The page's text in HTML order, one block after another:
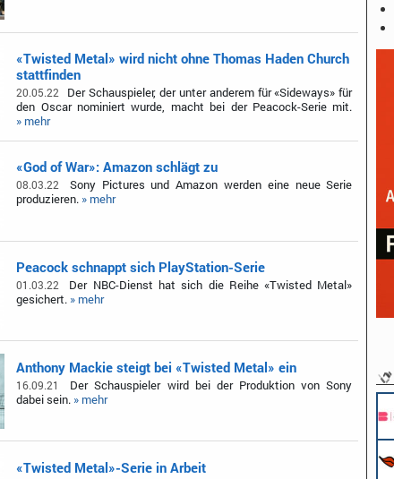
«Twisted Metal» wird nicht ohne Thomas Haden Church
stattfinden
20.05.22
Der Schauspieler, der unter anderem für «Sideways» für
den Oscar nominiert wurde, macht bei der Peacock-Serie mit.
» mehr
«God of War»: Amazon schlägt zu
08.03.22
Sony Pictures und Amazon werden eine neue Serie
produzieren. » mehr
Peacock schnappt sich PlayStation-Serie
01.03.22
Der NBC-Dienst hat sich die Reihe «Twisted Metal»
gesichert. » mehr
Anthony Mackie steigt bei «Twisted Metal» ein
16.09.21
Der Schauspieler wird bei der Produktion von Sony
dabei sein. » mehr
«Twisted Metal»-Serie in Arbeit